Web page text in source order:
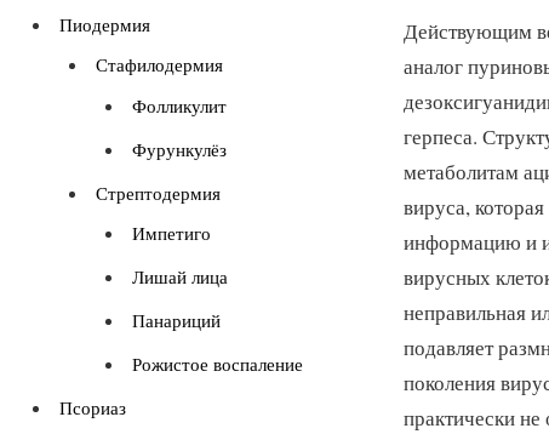
Действующим
аналог
герпеса.
метаболитам
вируса,
информацию и
вирусных
неправильная
подавляет
поколения
практически
Пиодермия
Стафилодермия
Фолликулит
Фурункулёз
Стрептодермия
Импетиго
Лишай лица
Панариций
Рожистое воспаление
Псориаз